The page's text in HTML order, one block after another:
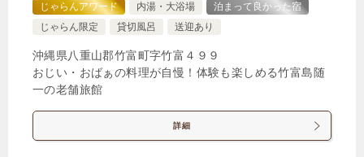
じゃらんアワード
内湯・大浴場
泊まって良かった宿
じゃらん限定
貸切風呂 送迎あり
沖縄県八重山郡竹富町字竹富４９９
おじい・おばぁの料理が自慢！体験も楽しめる竹富島随
一の老舗旅館
詳細